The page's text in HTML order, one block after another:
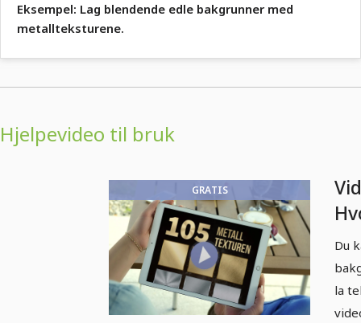
Eksempel: Lag blendende edle bakgrunner med
metallteksturene.
Hjelpevideo til bruk
GRATIS
Du
la